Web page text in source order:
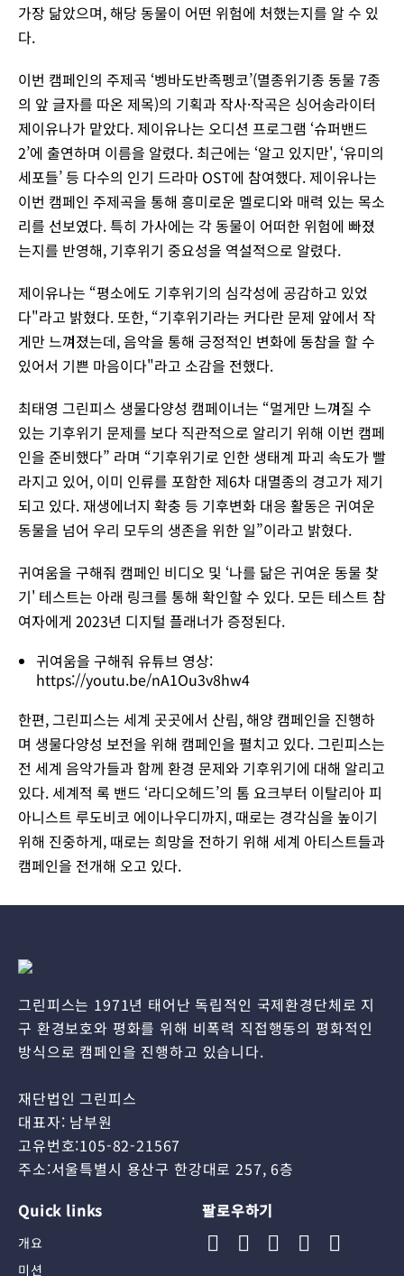
가장 닮았으며, 해당 동물이 어떤 위험에 처했는지를 알 수 있
다.
이번 캠페인의 주제곡 ‘벵바도반족펭코’(멸종위기종 동물 7종
의 앞 글자를 따온 제목)의 기획과 작사·작곡은 싱어송라이터
제이유나가 맡았다. 제이유나는 오디션 프로그램 ‘슈퍼밴드
2’에 출연하며 이름을 알렸다. 최근에는 ‘알고 있지만', ‘유미의
세포들’ 등 다수의 인기 드라마 OST에 참여했다. 제이유나는
이번 캠페인 주제곡을 통해 흥미로운 멜로디와 매력 있는 목소
리를 선보였다. 특히 가사에는 각 동물이 어떠한 위험에 빠졌
는지를 반영해, 기후위기 중요성을 역설적으로 알렸다.
제이유나는 “평소에도 기후위기의 심각성에 공감하고 있었
다"라고 밝혔다. 또한, “기후위기라는 커다란 문제 앞에서 작
게만 느껴졌는데, 음악을 통해 긍정적인 변화에 동참을 할 수
있어서 기쁜 마음이다"라고 소감을 전했다.
최태영 그린피스 생물다양성 캠페이너는 “멀게만 느껴질 수
있는 기후위기 문제를 보다 직관적으로 알리기 위해 이번 캠페
인을 준비했다” 라며 “기후위기로 인한 생태계 파괴 속도가 빨
라지고 있어, 이미 인류를 포함한 제6차 대멸종의 경고가 제기
되고 있다. 재생에너지 확충 등 기후변화 대응 활동은 귀여운
동물을 넘어 우리 모두의 생존을 위한 일”이라고 밝혔다.
귀여움을 구해줘 캠페인 비디오 및 ‘나를 닮은 귀여운 동물 찾
기' 테스트는 아래 링크를 통해 확인할 수 있다. 모든 테스트 참
여자에게 2023년 디지털 플래너가 증정된다.
귀여움을 구해줘 유튜브 영상:
https://youtu.be/nA1Ou3v8hw4
한편, 그린피스는 세계 곳곳에서 산림, 해양 캠페인을 진행하
며 생물다양성 보전을 위해 캠페인을 펼치고 있다. 그린피스는
전 세계 음악가들과 함께 환경 문제와 기후위기에 대해 알리고
있다. 세계적 록 밴드 ‘라디오헤드’의 톰 요크부터 이탈리아 피
아니스트 루도비코 에이나우디까지, 때로는 경각심을 높이기
위해 진중하게, 때로는 희망을 전하기 위해 세계 아티스트들과
캠페인을 전개해 오고 있다.
그린피스는 1971년 태어난 독립적인 국제환경단체로 지
구 환경보호와 평화를 위해 비폭력 직접행동의 평화적인
방식으로 캠페인을 진행하고 있습니다.
재단법인 그린피스
대표자: 남부원
고유번호:105-82-21567
주소:서울특별시 용산구 한강대로 257, 6층
Quick links
개요
미션
팔로우하기